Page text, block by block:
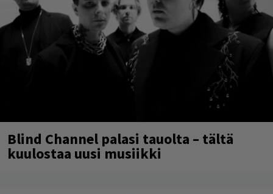
Blind Channel palasi tauolta – tältä
kuulostaa uusi musiikki